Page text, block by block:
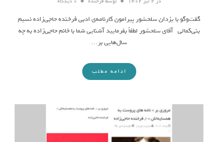
گفت‌و‌گو با یزدان سلحشور پیرامون کارنامه‌ی ادبی فرخنده حاجی‌زاده نسیم
بنی‌کمالی آقای سلحشور لطفاً بفرمایید آشنایی‌ شما با خانم حاجی‌زاده به چه
سال‌هایی بر…
ادامه مطلب